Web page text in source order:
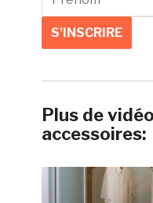
Plus de
accessoires: